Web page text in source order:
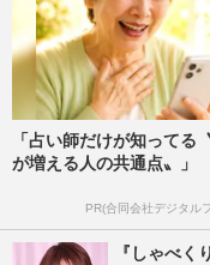
「占い師だけが知ってる
が増える人の共通点〟」
PR(合同会社デジタル
『しゃべく